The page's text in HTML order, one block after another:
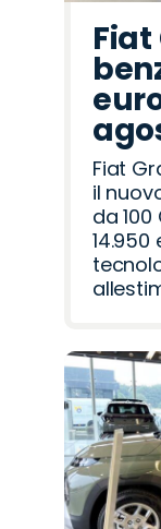
Fiat
Fiat
il
da